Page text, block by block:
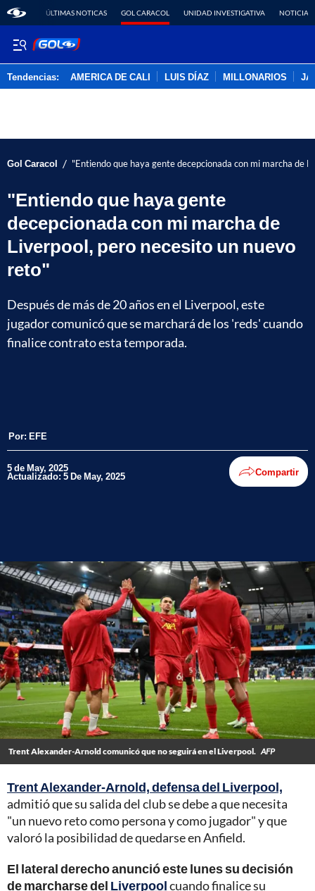
ÚLTIMAS NOTICAS GOL CARACOL UNIDAD INVESTIGATIVA NOTICIAS
Tendencias: AMERICA DE CALI LUIS DÍAZ MILLONARIOS
Gol Caracol / "Entiendo que haya gente decepcionada con mi marcha de
"Entiendo que haya gente
decepcionada con mi marcha de
Liverpool, pero necesito un nuevo
reto"
Después de más de 20 años en el Liverpool, este
jugador comunicó que se marchará de los 'reds' cuando
finalice contrato esta temporada.
Por: EFE
5 de May, 2025
Actualizado: 5 De May, 2025 Compartir
Trent Alexander-Arnold comunicó que no seguirá en el Liverpool. AFP
Trent Alexander-Arnold, defensa del Liverpool,
admitió que su salida del club se debe a que necesita
"un nuevo reto como persona y como jugador" y que
valoró la posibilidad de quedarse en Anfield.
El lateral derecho anunció este lunes su decisión
de marcharse del Liverpoolcuando finalice su